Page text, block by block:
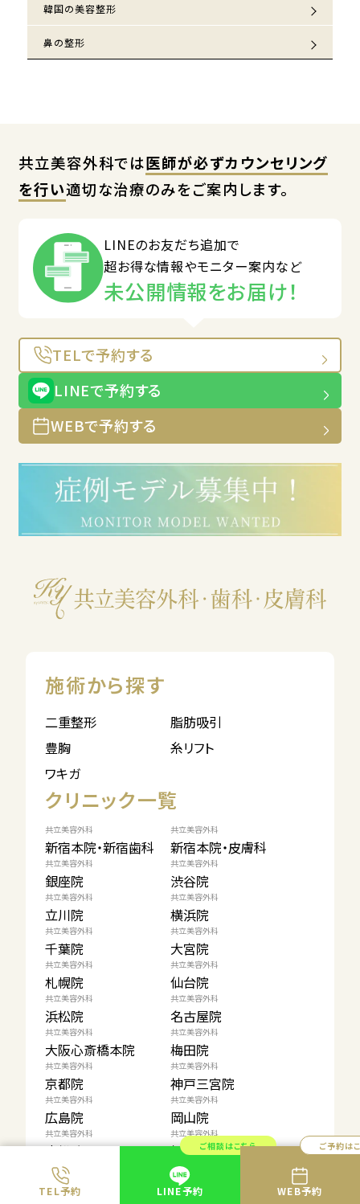
TEL予約
ご相談はこちら
LINE予約
ご予約は
WEB予約
韓国の美容整形
鼻の整形
共立美容外科では医師が必ずカウンセリング
を行い適切な治療のみをご案内します。
LINEのお友だち追加で
超お得な情報やモニター案内など
未公開情報をお届け！
TELで予約する
LINEで予約する
WEBで予約する
施術から探す
二重整形
脂肪吸引
豊胸
糸リフト
ワキガ
クリニック一覧
共立美容外科
新宿本院・新宿歯科
共立美容外科
新宿本院・皮膚科
共立美容外科
銀座院
共立美容外科
渋谷院
共立美容外科
立川院
共立美容外科
横浜院
共立美容外科
千葉院
共立美容外科
大宮院
共立美容外科
札幌院
共立美容外科
仙台院
共立美容外科
浜松院
共立美容外科
名古屋院
共立美容外科
大阪心斎橋本院
共立美容外科
梅田院
共立美容外科
京都院
共立美容外科
神戸三宮院
共立美容外科
広島院
共立美容外科
岡山院
共立美容外科
高松院
共立美容外科
福岡院
共立美容外科
大分院
共立美容外科
熊本院